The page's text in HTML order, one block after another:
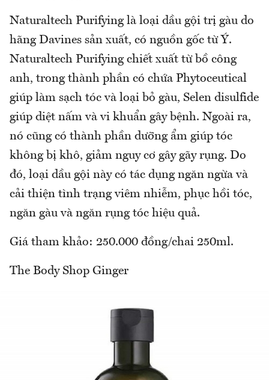
Naturaltech Purifying là loại dầu gội trị gàu do
hãng Davines sản xuất, có nguồn gốc từ Ý.
Naturaltech Purifying chiết xuất từ bồ công
anh, trong thành phần có chứa Phytoceutical
giúp làm sạch tóc và loại bỏ gàu, Selen disulfide
giúp diệt nấm và vi khuẩn gây bệnh. Ngoài ra,
nó cũng có thành phần dưỡng ẩm giúp tóc
không bị khô, giảm nguy cơ gây gãy rụng. Do
đó, loại dầu gội này có tác dụng ngăn ngừa và
cải thiện tình trạng viêm nhiễm, phục hồi tóc,
ngăn gàu và ngăn rụng tóc hiệu quả.
Giá tham khảo: 250.000 đồng/chai 250ml.
The Body Shop Ginger